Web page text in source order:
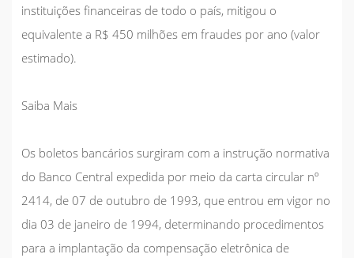
instituições financeiras de todo o país, mitigou o
equivalente a R$ 450 milhões em fraudes por ano (valor
estimado).
Saiba Mais
Os boletos bancários surgiram com a instrução normativa
do Banco Central expedida por meio da carta circular nº
2414, de 07 de outubro de 1993, que entrou em vigor no
dia 03 de janeiro de 1994, determinando procedimentos
para a implantação da compensação eletrônica de